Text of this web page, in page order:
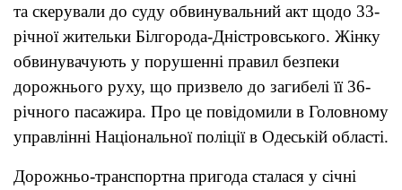
та скерували до суду обвинувальний акт щодо 33-
річної жительки Білгорода-Дністровського. Жінку
обвинувачують у порушенні правил безпеки
дорожнього руху, що призвело до загибелі її 36-
річного пасажира. Про це повідомили в Головному
управлінні Національної поліції в Одеській області.
Дорожньо-транспортна пригода сталася у січні